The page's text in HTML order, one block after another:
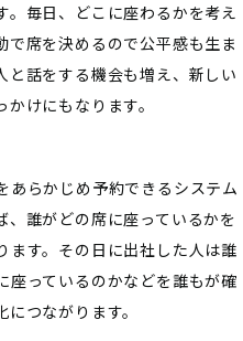
。毎日、どこに座わるかを考え
で席を決めるので公平感も生ま
と話をする機会も増え、新しい
けにもなります。
あらかじめ予約できるシステム
、誰がどの席に座っているかを
ます。その日に出社した人は誰
座っているのかなどを誰もが確
つながります。